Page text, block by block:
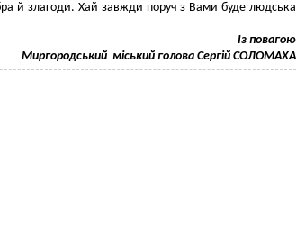
й злагоди. Хай завжди поруч з Вами буде людська
Із повагою
Миргородський міський голова Сергій СОЛОМАХА